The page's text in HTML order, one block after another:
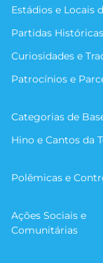
Estádios e Locais
Partidas Históricas
Curiosidades e
Patrocínios e
Categorias de
Hino e Cantos da
Polêmicas e
Ações Sociais e
Comunitárias